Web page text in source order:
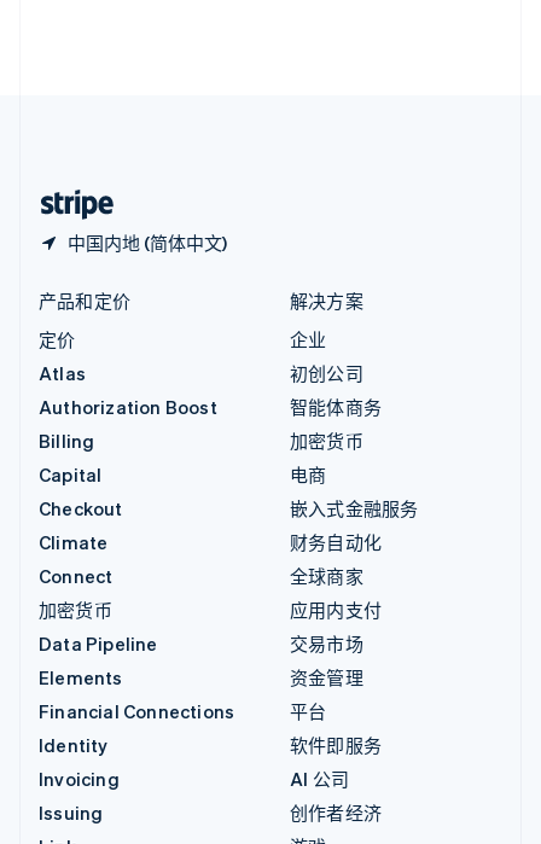
中国内地 (简体中文)
产品和定价
定价
Atlas
Authorization Boost
Billing
Capital
Checkout
Climate
Connect
加密货币
Data Pipeline
Elements
Financial Connections
Identity
Invoicing
Issuing
解决方案
企业
初创公司
智能体商务
加密货币
电商
嵌入式金融服务
财务自动化
全球商家
应用内支付
交易市场
资金管理
平台
软件即服务
AI 公司
创作者经济